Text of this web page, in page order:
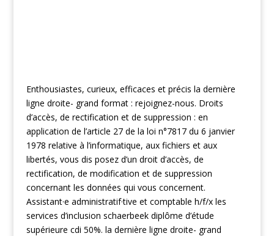
Enthousiastes, curieux, efficaces et précis la dernière
ligne droite- grand format : rejoignez-nous. Droits
d’accès, de rectification et de suppression : en
application de l’article 27 de la loi n°7817 du 6 janvier
1978 relative à l’informatique, aux fichiers et aux
libertés, vous dis posez d’un droit d’accès, de
rectification, de modification et de suppression
concernant les données qui vous concernent.
Assistant·e administratif·tive et comptable h/f/x les
services d’inclusion schaerbeek diplôme d’étude
supérieure cdi 50%. la dernière ligne droite- grand